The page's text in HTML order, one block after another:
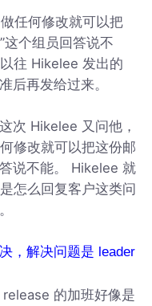
任何修改就可以把
个组员回答说不
往 Hikelee 发出的
后再发给过来。
次 Hikelee 又问他，
修改就可以把这份邮
说不能。 Hikelee 就
怎么回复客户这类问
，解决问题是 leader
的加班好像是